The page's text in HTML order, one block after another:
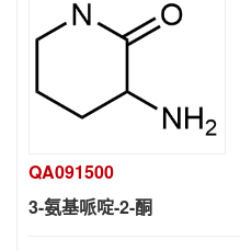
QA091500
3-氨基哌啶-2-酮